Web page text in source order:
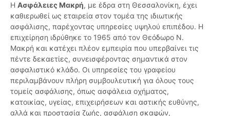
Η Ασφάλειες Μακρή, με έδρα στη Θεσσαλονίκη, έχει
καθιερωθεί ως εταιρεία στον τομέα της ιδιωτικής
ασφάλισης, παρέχοντας υπηρεσίες υψηλού επιπέδου. Η
επιχείρηση ιδρύθηκε το 1965 από τον Θεόδωρο Ν.
Μακρή και κατέχει πλέον εμπειρία που υπερβαίνει τις
πέντε δεκαετίες, συνεισφέροντας σημαντικά στον
ασφαλιστικό κλάδο. Οι υπηρεσίες του γραφείου
περιλαμβάνουν πλήρη συμβουλευτική για όλους τους
τομείς ασφάλισης, όπως ασφάλεια οχήματος,
κατοικίας, υγείας, επιχειρήσεων και αστικής ευθύνης,
αλλά και προστασία ζωής, ασφάλιση σκαφών,